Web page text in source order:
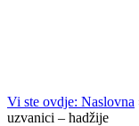
Vi ste ovdje: Naslovna
uzvanici – hadžije